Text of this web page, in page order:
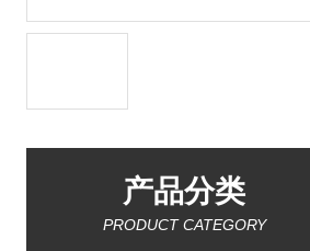
产品分类
PRODUCT CATEGORY